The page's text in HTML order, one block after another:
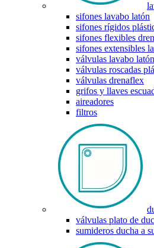
sifones lavabo latón
sifones rígidos
sifones flexibles
sifones extensibles
válvulas lavabo latón
válvulas roscadas
válvulas drenaflex
grifos y llaves
aireadores
filtros
válvulas plato de
sumideros ducha a